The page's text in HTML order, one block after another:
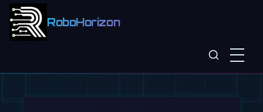
RoboHorizon